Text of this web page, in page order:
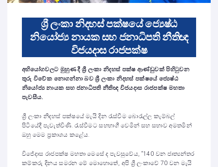
ශ්‍රී ලංකා නිදහස් පක්ෂයේ ජ්‍යෙෂ්ඨ
නියෝජ්‍ය නායක සහ ජනාධිපති නීතිඥ
විජයදාස රාජපක්ෂ
අභියෝගවලට මුහුණ දී ශ්‍රී ලංකා නිදහස් පක්ෂ ආණ්ඩුවක් පිහිටුවන
තුරු විවේක නොගන්නා බව ශ්‍රී ලංකා නිදහස් පක්ෂයේ ජ්‍යෙෂ්ඨ
නියෝජ්‍ය නායක සහ ජනාධිපති නීතිඥ විජයදාස රාජපක්ෂ මහතා
පැවසීය.
ශ්‍රී ලංකා නිදහස් පක්ෂයේ මැයි දින රැස්වීම බොරැල්ල කැම්බල්
පිටියේදී පැවැත්විණි. රැස්වීමට සහභාගී වෙමින් සහ සභාව අමතමින්
ඔහු මෙම ප්‍රකාශය කළේය.
විජේදාස රාජපක්ෂ මහතා මෙසේ ද පැවසුවේය, “140 වන ජාත්‍යන්තර
කම්කරු දිනය සමරන මේ මොහොතේ, අපි ශ්‍රී ලංකාවේ 70 වන මැයි